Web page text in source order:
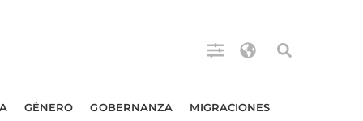
GÉNERO GOBERNANZA MIGRACIONES